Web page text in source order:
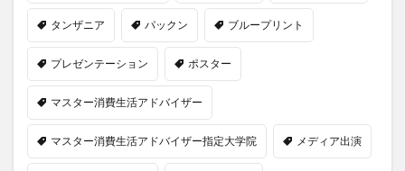
タンザニア パックン ブループリント
プレゼンテーション ポスター
マスター消費生活アドバイザー
マスター消費生活アドバイザー指定大学院 メディア出演